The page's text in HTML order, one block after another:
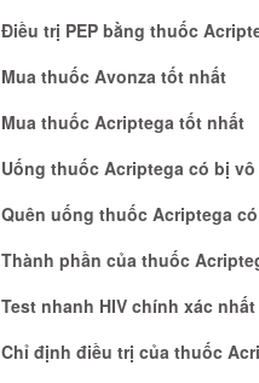
Điều trị PEP bằng thuốc
Mua thuốc Avonza tốt nhất
Mua thuốc Acriptega tốt nhất
Uống thuốc Acriptega có bị
Quên uống thuốc Acriptega
Thành phần của thuốc
Test nhanh HIV chính xác
Chỉ định điều trị của thuốc